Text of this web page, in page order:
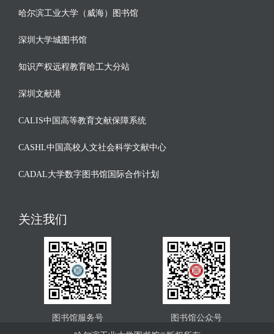
哈尔滨工业大学（威海）图书馆
深圳大学城图书馆
知识产权远程教育哈工大分站
深圳文献港
CALIS中国高等教育文献保障系统
CASHL中国高校人文社会科学文献中心
CADAL大学数字图书馆国际合作计划
关注我们
图书馆服务号
图书馆公众号